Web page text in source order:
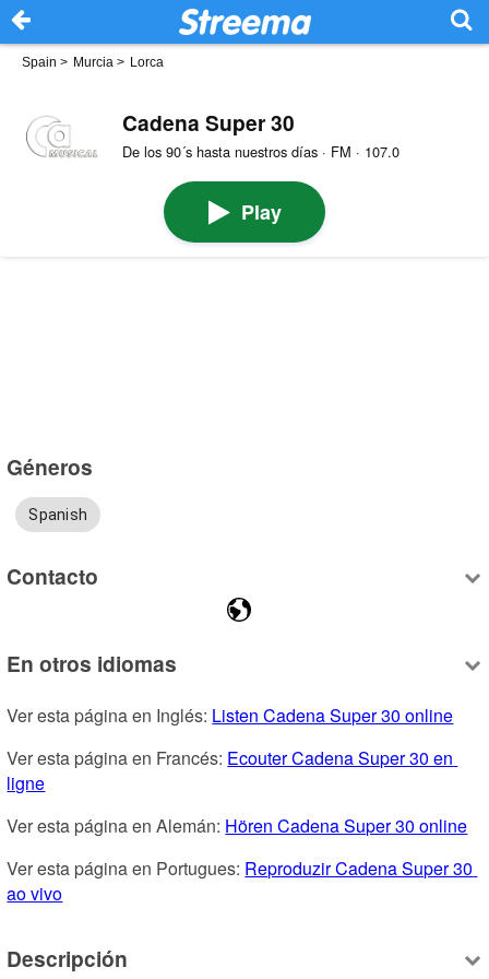
Spain > Murcia > Lorca
Cadena Super 30
De los 90´s hasta nuestros días · FM · 107.0
Play
Géneros
Spanish
Contacto
En otros idiomas
Ver esta página en Inglés: Listen Cadena Super 30 online
Ver esta página en Francés: Ecouter Cadena Super 30 en
ligne
Ver esta página en Alemán: Hören Cadena Super 30 online
Ver esta página en Portugues: Reproduzir Cadena Super 30
ao vivo
Descripción